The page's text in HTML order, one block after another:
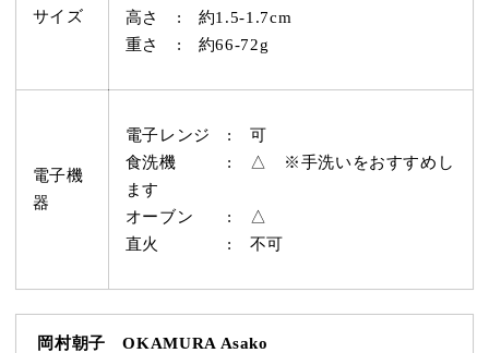
サイズ
高さ : 約1.5-1.7cm
重さ : 約66-72g
電子機
器
電子レンジ : 可
食洗機 : △ ※手洗いをおすすめし
ます
オーブン : △
直火 : 不可
岡村朝子 OKAMURA Asako